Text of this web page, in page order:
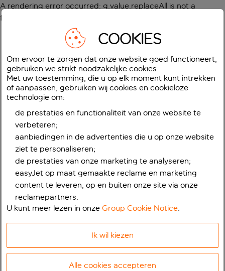
A rendering error occurred: g.value.replaceAll is not a
function
COOKIES
Om ervoor te zorgen dat onze website goed functioneert,
gebruiken we strikt noodzakelijke cookies.
Met uw toestemming, die u op elk moment kunt intrekken
of aanpassen, gebruiken wij cookies en cookieloze
technologie om:
de prestaties en functionaliteit van onze website te
verbeteren;
aanbiedingen in de advertenties die u op onze website
ziet te personaliseren;
de prestaties van onze marketing te analyseren;
easyJet op maat gemaakte reclame en marketing
content te leveren, op en buiten onze site via onze
reclamepartners.
U kunt meer lezen in onzeGroup Cookie Notice.
Ik wil kiezen
Alle cookies accepteren